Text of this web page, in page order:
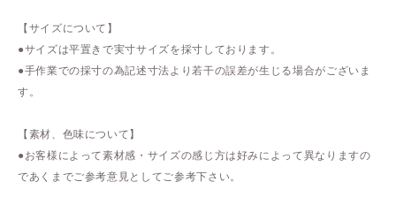
【サイズについて】
●サイズは平置きで実寸サイズを採寸しております。
●手作業での採寸の為記述寸法より若干の誤差が生じる場合がございま
す。
【素材、色味について】
●お客様によって素材感・サイズの感じ方は好みによって異なりますの
であくまでご参考意見としてご参考下さい。